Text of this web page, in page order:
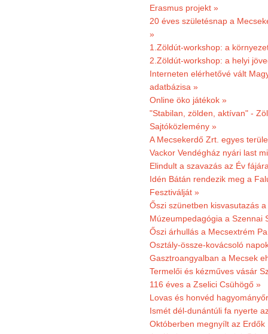
Erasmus projekt »
20 éves születésnap a
»
1.Zöldút-workshop: a
2.Zöldút-workshop: a helyi
Interneten elérhetővé vált
adatbázisa »
Online öko játékok »
"Stabilan, zölden, aktívan" -
Sajtóközlemény »
A Mecsekerdő Zrt. egyes
Vackor Vendégház nyári last
Elindult a szavazás az Év
Idén Bátán rendezik meg a
Fesztiválját »
Őszi szünetben kisvasutazás
Múzeumpedagógia a Szennai
Őszi árhullás a Mecsextrém
Osztály-össze-kovácsoló
Gasztroangyalban a Mecsek
Termelői és kézműves vásár
116 éves a Zselici Csühögő »
Lovas és honvéd
Ismét dél-dunántúli fa nyerte
Októberben megnyílt az